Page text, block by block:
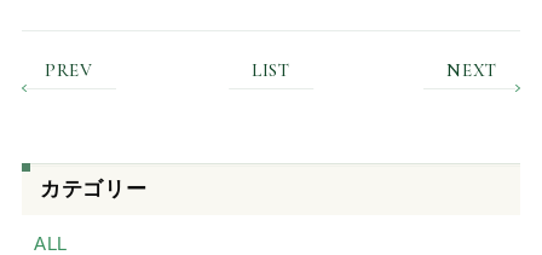
PREV LIST NEXT
カテゴリー
ALL